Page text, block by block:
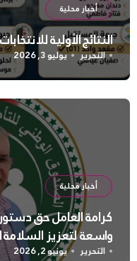
أخبار محلية
النتائج الأولية
التحرير يوليو 3, 2026
أخبار محلية
كرامة العامل حق
واسعة لتعزيز
التحرير يونيو 2, 2026